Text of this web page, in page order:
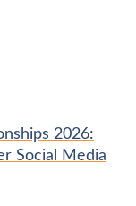
2026:
Social Media